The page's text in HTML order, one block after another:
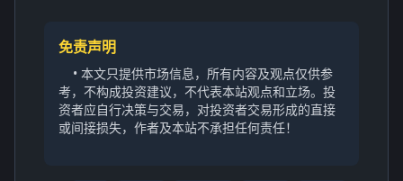
免责声明
• 本文只提供市场信息，所有内容及观点仅供参
考，不构成投资建议，不代表本站观点和立场。投
资者应自行决策与交易，对投资者交易形成的直接
或间接损失，作者及本站不承担任何责任！